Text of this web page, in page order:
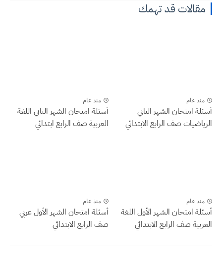
مقالات قد تهمك
منذ عام
أسئلة امتحان الشهر الثاني
الرياضيات صف الرابع الابتدائي
منذ عام
أسئلة امتحان الشهر الثاني اللغة
العربية صف الرابع ابتدائي
منذ عام
أسئلة امتحان الشهر الأول اللغة
العربية صف الرابع الابتدائي
منذ عام
أسئلة امتحان الشهر الأول عربي
صف الرابع الابتدائي